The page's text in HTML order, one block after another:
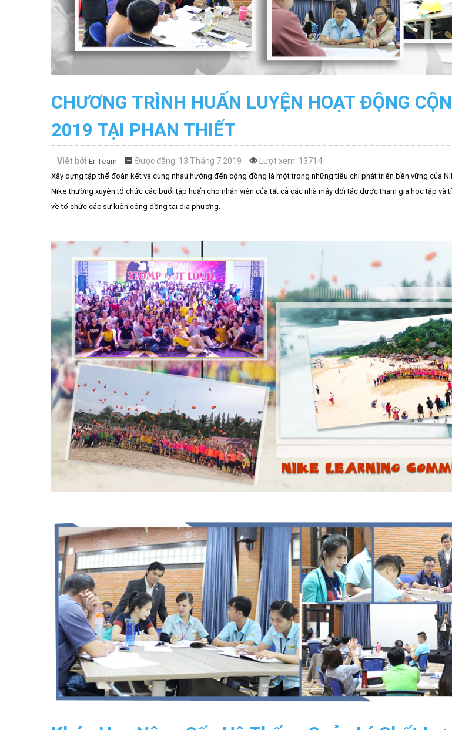
CHƯƠNG TRÌNH HUẤN LUYỆN HOẠT ĐỘNG
2019 TẠI PHAN THIẾT
Viết bởi Er Team Được đăng: 13 Tháng 7 2019 Lượt xem: 13714
Xây dựng tập thể đoàn kết và cùng nhau hướng đến cộng đồng là một trong những tiêu chí phát triển bền vững của
Nike thường xuyên tổ chức các buổi tập huấn cho nhân viên của tất cả các nhà máy đối tác được tham gia học tập và
về tổ chức các sự kiện cộng đồng tại địa phương.